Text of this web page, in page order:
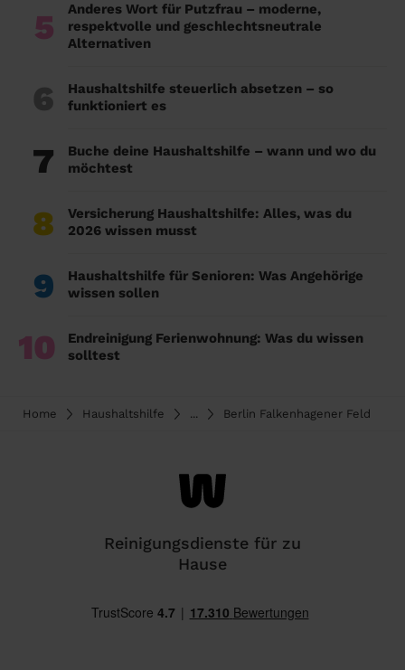
5
Anderes Wort für Putzfrau – moderne,
respektvolle und geschlechtsneutrale
Alternativen
6
Haushaltshilfe steuerlich absetzen – so
funktioniert es
7
Buche deine Haushaltshilfe – wann und wo du
möchtest
8
Versicherung Haushaltshilfe: Alles, was du
2026 wissen musst
9
Haushaltshilfe für Senioren: Was Angehörige
wissen sollen
10
Endreinigung Ferienwohnung: Was du wissen
solltest
Home Haushaltshilfe ... Berlin Falkenhagener Feld
Reinigungsdienste für zu
Hause